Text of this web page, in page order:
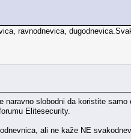
ravnodnevica,
slobodni da koristite
Elitesecurity.
ali ne kaže NE